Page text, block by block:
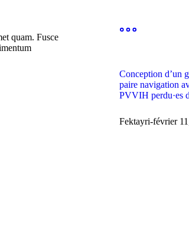
quam. Fusce
Conception d’un
paire navigation
PVVIH perdu·es
Fektayri février